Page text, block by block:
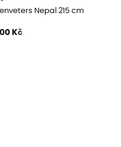
boty
Nepal 215 cm
Kč